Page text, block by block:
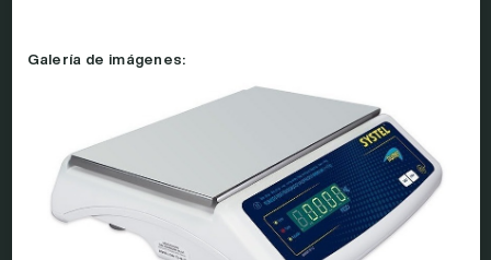
Galería de imágenes: